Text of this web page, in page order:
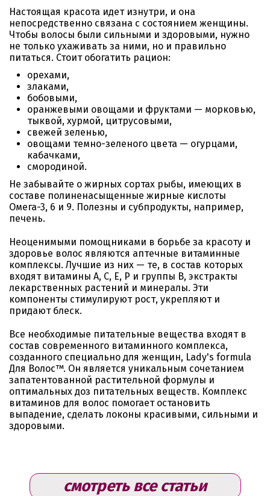
Настоящая красота идет изнутри, и она
непосредственно связана с состоянием женщины.
Чтобы волосы были сильными и здоровыми, нужно
не только ухаживать за ними, но и правильно
питаться. Стоит обогатить рацион:
орехами,
злаками,
бобовыми,
оранжевыми овощами и фруктами — морковью,
тыквой, хурмой, цитрусовыми,
свежей зеленью,
овощами темно-зеленого цвета — огурцами,
кабачками,
смородиной.
Не забывайте о жирных сортах рыбы, имеющих в
составе полиненасыщенные жирные кислоты
Омега-3, 6 и 9. Полезны и субпродукты, например,
печень.
Неоценимыми помощниками в борьбе за красоту и
здоровье волос являются аптечные витаминные
комплексы. Лучшие из них — те, в состав которых
входят витамины А, С, Е, Р и группы В, экстракты
лекарственных растений и минералы. Эти
компоненты стимулируют рост, укрепляют и
придают блеск.
Все необходимые питательные вещества входят в
состав современного витаминного комплекса,
созданного специально для женщин, Lady's formula
Для Волос™. Он является уникальным сочетанием
запатентованной растительной формулы и
оптимальных доз питательных веществ. Комплекс
витаминов для волос помогает остановить
выпадение, сделать локоны красивыми, сильными и
здоровыми.
смотреть все статьи